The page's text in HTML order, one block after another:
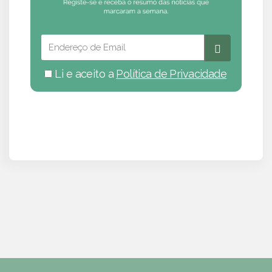
Li e aceito a Política de Privacidade